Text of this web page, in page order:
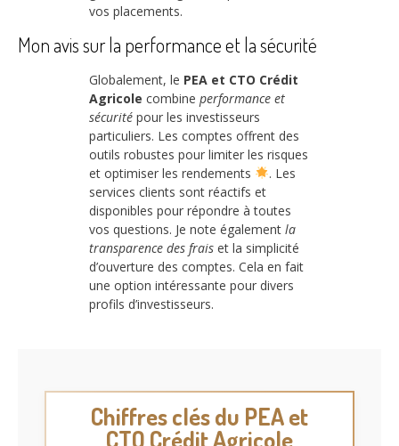
vos placements.
Mon avis sur la performance et la sécurité
Globalement, le PEA et CTO Crédit
Agricole combine performance et
sécurité pour les investisseurs
particuliers. Les comptes offrent des
outils robustes pour limiter les risques
et optimiser les rendements
. Les
services clients sont réactifs et
disponibles pour répondre à toutes
vos questions. Je note également la
transparence des frais et la simplicité
d’ouverture des comptes. Cela en fait
une option intéressante pour divers
profils d’investisseurs.
Chiffres clés du PEA et
CTO Crédit Agricole